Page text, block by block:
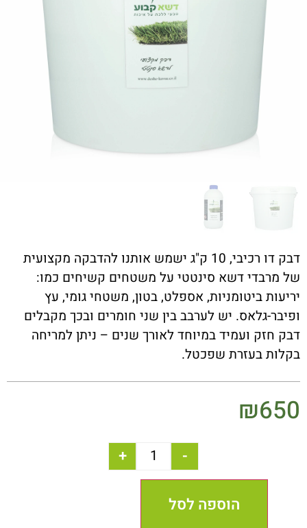
דבק דו רכיבי, 10 ק"ג ישמש אותנו להדבקה מקצועית
של מרבדי דשא סינטטי על משטחים קשיחים כמו:
יריעות ביטומניות, אספלט, בטון, משטחי גומי, עץ
ופיבר-גלאס. יש לערבב בין שני חומרים ובכך מקבלים
דבק חזק ועמיד במיוחד לאורך שנים – ניתן למריחה
בקלות בעזרת שפכטל.
₪650
-
+
הוספה לסל